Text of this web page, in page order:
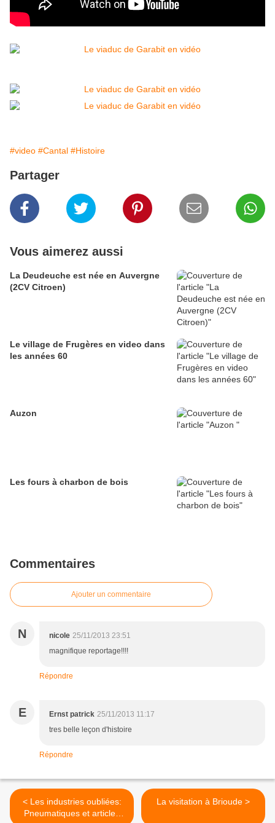
#video #Cantal #Histoire
Partager
Vous aimerez aussi
La Deudeuche est née en Auvergne
(2CV Citroen)
Le village de Frugères en video dans
les années 60
Auzon
Les fours à charbon de bois
Commentaires
Ajouter un commentaire
N nicole 25/11/2013 23:51
magnifique reportage!!!!
Répondre
E Ernst patrick 25/11/2013 11:17
tres belle leçon d'histoire
Répondre
< Les industries oubliées:
Pneumatiques et articles
La visitation à Brioude >